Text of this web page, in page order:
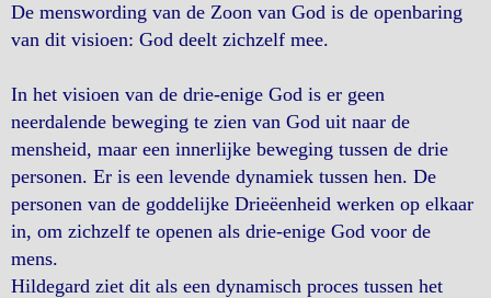
De menswording van de Zoon van God is de openbaring
van dit visioen: God deelt zichzelf mee.
In het visioen van de drie-enige God is er geen
neerdalende beweging te zien van God uit naar de
mensheid, maar een innerlijke beweging tussen de drie
personen. Er is een levende dynamiek tussen hen. De
personen van de goddelijke Drieëenheid werken op elkaar
in, om zichzelf te openen als drie-enige God voor de
mens.
Hildegard ziet dit als een dynamisch proces tussen het